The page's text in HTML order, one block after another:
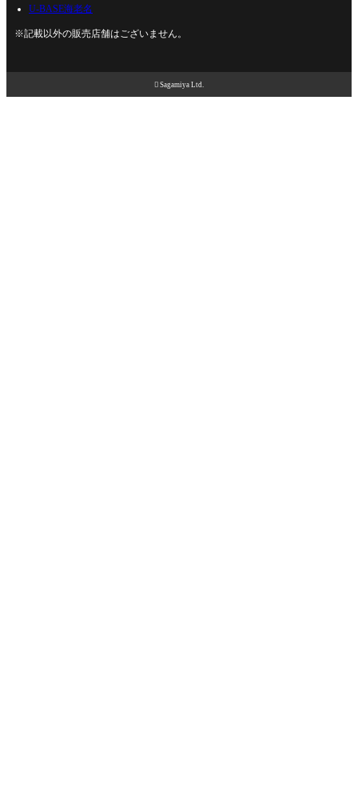
U-BASE海老名
※記載以外の販売店舗はございません。
 Sagamiya Ltd.